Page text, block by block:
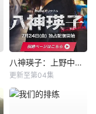
八神瑛子：上野中央署组织犯罪对策课
更新至第04集